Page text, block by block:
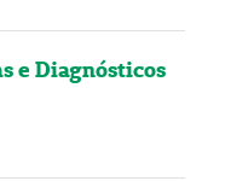
e Diagnósticos